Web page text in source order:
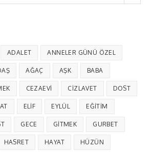
ADALET ANNELER GÜNÜ ÖZEL
AĞAÇ AŞK BABA
CEZAEVI CIZLAVET DOST
ELIF EYLÜL EĞITIM
GECE GITMEK GURBET
HASRET HAYAT HÜZÜN